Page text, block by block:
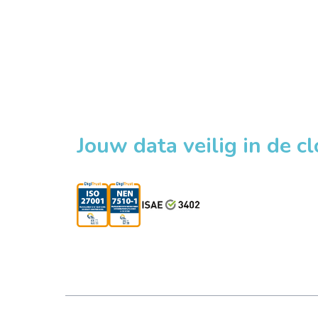
Jouw data veilig in de